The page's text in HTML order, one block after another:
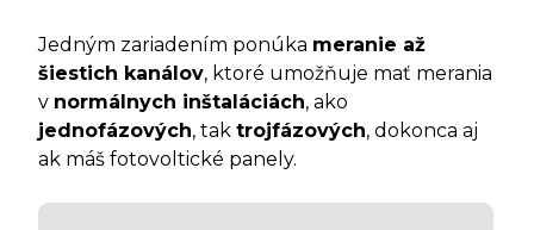
Jedným zariadením ponúka meranie až
šiestich kanálov, ktoré umožňuje mať merania
v normálnych inštaláciách, ako
jednofázových, tak trojfázových, dokonca aj
ak máš fotovoltické panely.